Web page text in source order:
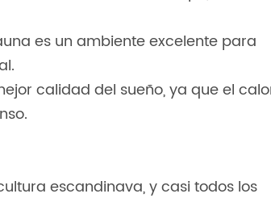
es un ambiente excelente para
calidad del sueño, ya que el
escandinava, y casi todos los